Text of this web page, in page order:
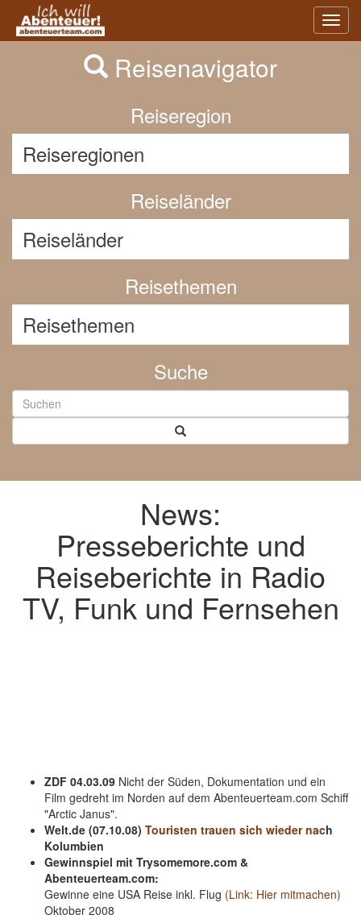
Previous
Reisenavigator
Reiseregion
Reiseländer
Reisethemen
Suche
News:
Presseberichte und
Reiseberichte in Radio
TV, Funk und Fernsehen
ZDF 04.03.09 Nicht der Süden, Dokumentation und ein
Film gedreht im Norden auf dem Abenteuerteam.com Schiff
"Arctic Janus".
Welt.de (07.10.08) Touristen trauen sich wieder nach
Kolumbien
Gewinnspiel mit Trysomemore.com &
Abenteuerteam.com:
Gewinne eine USA Reise inkl. Flug (Link: Hier mitmachen)
Oktober 2008